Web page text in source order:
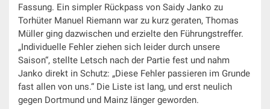
Fassung. Ein simpler Rückpass von Saidy Janko zu
Torhüter Manuel Riemann war zu kurz geraten, Thomas
Müller ging dazwischen und erzielte den Führungstreffer.
„Individuelle Fehler ziehen sich leider durch unsere
Saison“, stellte Letsch nach der Partie fest und nahm
Janko direkt in Schutz: „Diese Fehler passieren im Grunde
fast allen von uns.“ Die Liste ist lang, und erst neulich
gegen Dortmund und Mainz länger geworden.